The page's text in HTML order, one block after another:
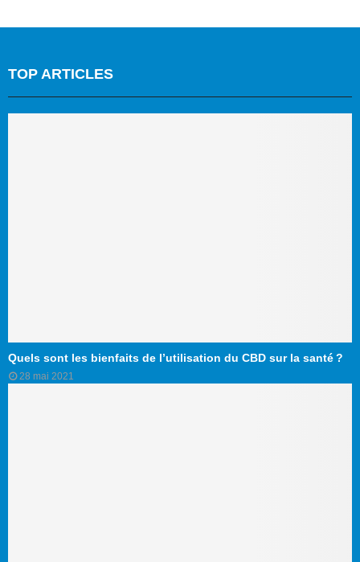
TOP ARTICLES
Quels sont les bienfaits de l’utilisation du CBD sur la santé ?
28 mai 2021